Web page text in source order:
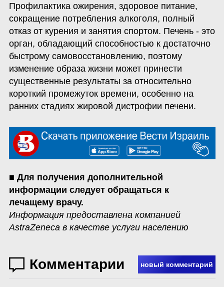
Профилактика ожирения, здоровое питание,
сокращение потребления алкоголя, полный
отказ от курения и занятия спортом. Печень - это
орган, обладающий способностью к достаточно
быстрому самовосстановлению, поэтому
изменение образа жизни может принести
существенные результаты за относительно
короткий промежуток времени, особенно на
ранних стадиях жировой дистрофии печени.
■ Для получения дополнительной
информации следует обращаться к
Информация предоставлена компанией
AstraZeneca в качестве услуги населению
Комментарии новый комментарий